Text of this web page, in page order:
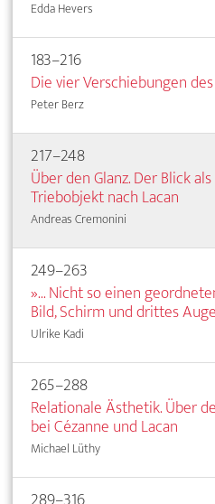
Edda Hevers
183–216
Die vier Verschiebungen
Peter Berz
217–248
Über den Glanz. Der Blick als
Triebobjekt nach Lacan
Andreas Cremonini
249–263
»... Nicht so einen
Bild, Schirm und drittes Auge
Ulrike Kadi
265–288
Relationale Ästhetik. Über
bei Cézanne und Lacan
Michael Lüthy